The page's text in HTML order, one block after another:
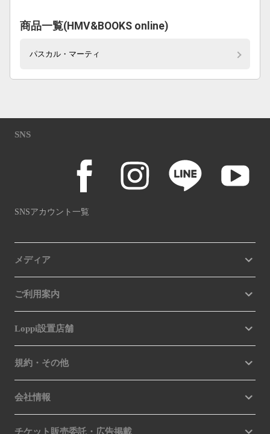
商品一覧(HMV&BOOKS online)
パスカル・マーティ
SNS
SNSアカウント一覧
メディア
ご利用案内
Loppi設置店舗
規約・その他
会社情報
チケット販売委託・広告掲載